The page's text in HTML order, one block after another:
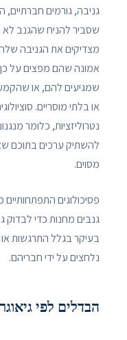
גניבה, גורמים חברתיים,
שסביר להניח שהגנב לא
מצדיקים את הגניבה
אמונה שהם מפצים על
שמגיעים להם, או
או בלתי מוסריים.
נטרוליזציות, כלומר
להשתיק ערכים בתוכם
מסוים.
פסיכולוגים
גנבים מחנות כדי לבדוק
בעיקר בגלל התרגשות או
נלחצים על ידי חבריהם.
הבדלים לפי